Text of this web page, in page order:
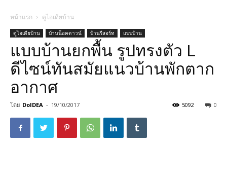
หน้าแรก ดูไอเดียบ้าน
ดูไอเดียบ้าน บ้านน็อคดาวน์ บ้านรีสอร์ท แบบบ้าน
แบบบ้านยกพื้น รูปทรงตัว L
ดีไซน์ทันสมัยแนวบ้านพักตาก
อากาศ
โดย DoIDEA - 19/10/2017 0
5092